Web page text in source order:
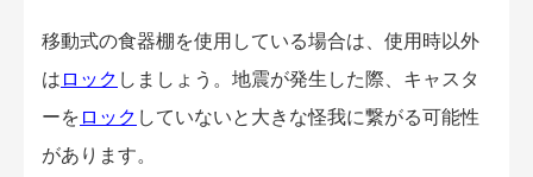
移動式の食器棚を使用している場合は、使用時以外
は ロック しましょう。地震が発生した際、キャスタ
ーを ロック していないと大きな怪我に繋がる可能性
があります。